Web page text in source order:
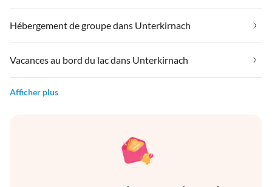
Hébergement de groupe dans Unterkirnach
Vacances au bord du lac dans Unterkirnach
Afficher plus